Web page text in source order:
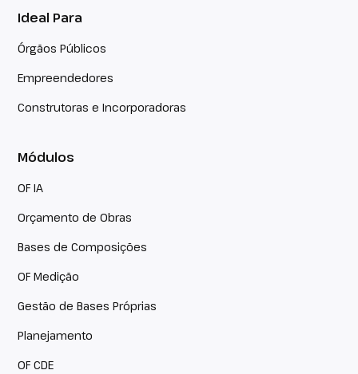
Ideal Para
Órgãos Públicos
Empreendedores
Construtoras e Incorporadoras
Módulos
OF IA
Orçamento de Obras
Bases de Composições
OF Medição
Gestão de Bases Próprias
Planejamento
OF CDE